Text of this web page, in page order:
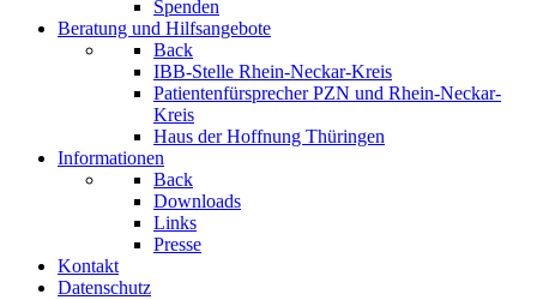
Spenden
Beratung und Hilfsangebote
Back
IBB-Stelle Rhein-Neckar-Kreis
Patientenfürsprecher PZN und Rhein-Neckar-
Kreis
Haus der Hoffnung Thüringen
Informationen
Back
Downloads
Links
Presse
Kontakt
Datenschutz